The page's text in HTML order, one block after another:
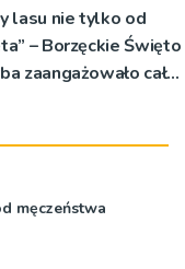
lasu nie tylko od
– Borzęckie Święto
zaangażowało całe
męczeństwa